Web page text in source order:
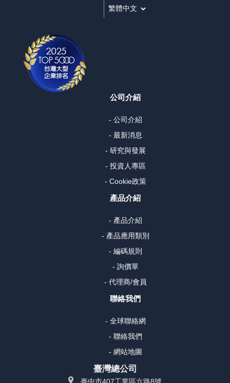
公司介紹
- 公司介紹
- 最新消息
- 研究與發展
- 投資人專區
- Cookie政策
產品介紹
- 產品介紹
- 產品應用類別
- 編碼規則
- 詢價單
- 代理商/會員
聯絡我們
- 全球聯絡網
- 聯絡我們
- 網站地圖
臺灣總公司
臺中市407工業區六路8號